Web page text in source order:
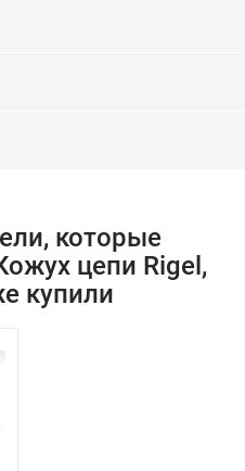
которые
цепи Rigel,
купили